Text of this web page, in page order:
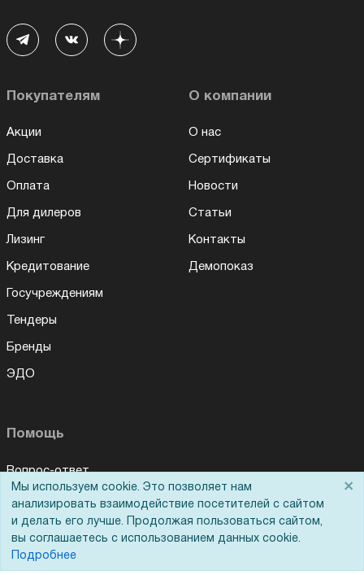
Покупателям
Акции
Доставка
Оплата
Для дилеров
Лизинг
Кредитование
Госучреждениям
Тендеры
Бренды
ЭДО
О компании
О нас
Сертификаты
Новости
Статьи
Контакты
Демопоказ
Помощь
Вопрос-ответ
Гарантии и возврат
Сервисный центр
Мы используем cookie. Это позволяет нам
анализировать взаимодействие посетителей с сайтом
и делать его лучше. Продолжая пользоваться сайтом,
вы соглашаетесь с использованием данных cookie.
Подробнее
×